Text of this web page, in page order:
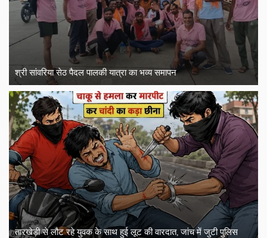
श्री सांवरिया सेठ पैदल पालकी यात्रा का भव्य समापन
तारखेड़ी से लौट रहे युवक के साथ हुई लूट की वारदात, जांच में जुटी पुलिस